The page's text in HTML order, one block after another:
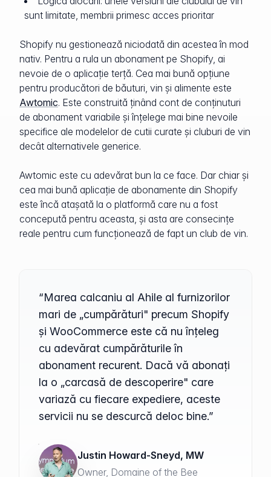
sunt limitate, membrii primesc acces prioritar
Shopify nu gestionează niciodată din acestea în mod
nativ. Pentru a rula un abonament pe Shopify, ai
nevoie de o aplicație terță. Cea mai bună opțiune
pentru producători de băuturi, vin și alimente este
Awtomic. Este construită ținând cont de conținuturi
de abonament variabile și înțelege mai bine nevoile
specifice ale modelelor de cutii curate și cluburi de vin
decât alternativele generice.
Awtomic este cu adevărat bun la ce face. Dar chiar și
cea mai bună aplicație de abonamente din Shopify
este încă atașată la o platformă care nu a fost
concepută pentru aceasta, și asta are consecințe
reale pentru cum funcționează de fapt un club de vin.
“Marea calcaniu al Ahile al furnizorilor
mari de „cumpărături" precum Shopify
și WooCommerce este că nu înțeleg
cu adevărat cumpărăturile în
abonament recurent. Dacă vă abonați
la o „carcasă de descoperire" care
variază cu fiecare expediere, aceste
servicii nu se descurcă deloc bine.”
Justin Howard-Sneyd, MW
Owner, Domaine of the Bee